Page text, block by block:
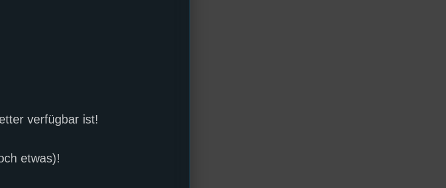
verfügbar ist!
etwas)!